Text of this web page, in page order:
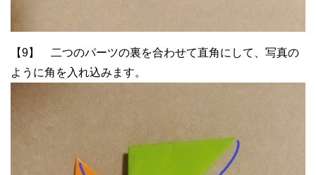
【9】 二つのパーツの裏を合わせて直角にして、写真の
ように角を入れ込みます。